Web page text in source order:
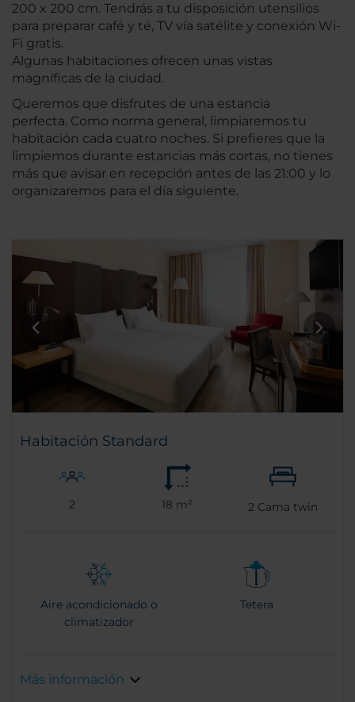
200 x 200 cm. Tendrás a tu disposición utensilios
para preparar café y té, TV vía satélite y conexión Wi-
Fi gratis.
Algunas habitaciones ofrecen unas vistas
magníficas de la ciudad.
Queremos que disfrutes de una estancia
perfecta. Como norma general, limpiaremos tu
habitación cada cuatro noches. Si prefieres que la
limpiemos durante estancias más cortas, no tienes
más que avisar en recepción antes de las 21:00 y lo
organizaremos para el día siguiente.
Habitación Standard
2 18 m² 2 Cama twin
Aire acondicionado o
climatizador
Tetera
Más información